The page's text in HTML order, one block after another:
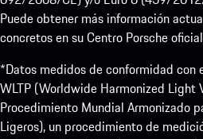
Puede obtener más información
concretos en su Centro Porsche
*Datos medidos de conformidad con
WLTP (Worldwide Harmonized Light
Procedimiento Mundial Armonizado
Ligeros), un procedimiento de